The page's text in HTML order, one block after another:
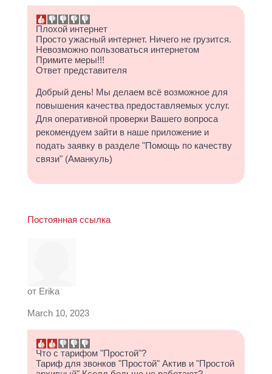
Плохой интернет
Просто ужасный интернет. Ничего не грузится.
Невозможно пользоваться интернетом
Примите меры!!!
Ответ представителя
Добрый день! Мы делаем всё возможное для
повышения качества предоставляемых услуг.
Для оперативной проверки Вашего вопроса
рекомендуем зайти в наше приложение и
подать заявку в разделе "Помощь по качеству
связи" (Аманкуль)
Постоянная ссылка
от Erika
March 10, 2023
Что с тарифом "Простой"?
Тариф для звонков "Простой" Актив и "Простой